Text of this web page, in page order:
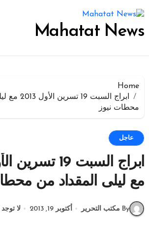
إلى
المحتوى
Mahatat News
Home
ابراج السبت 19
محطات نيوز
عاجل
مع ليلى المقداد من
By مكتب التحرير أكتوبر 19, 2013 لا